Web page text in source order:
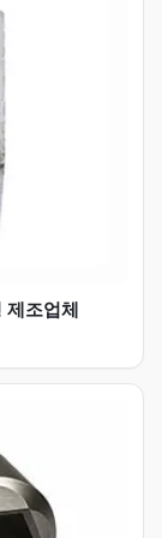
제조업체